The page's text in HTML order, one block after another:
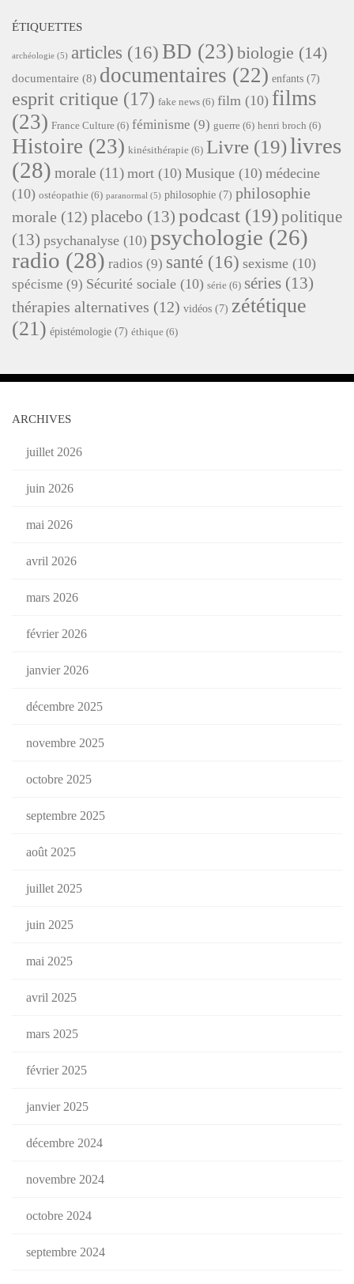
ÉTIQUETTES
archéologie (5) articles (16) BD (23) biologie (14)
documentaire (8) documentaires (22) enfants (7)
esprit critique (17) fake news (6) film (10) films
(23) France Culture (6) féminisme (9) guerre (6) henri broch (6)
Histoire (23) kinésithérapie (6) Livre (19)livres
(28) morale (11) mort (10) Musique (10) médecine
(10) ostéopathie (6) paranormal (5) philosophie (7) philosophie
morale (12) placebo (13) podcast (19)politique
(13) psychanalyse (10) psychologie (26)
radio (28) radios (9) santé (16) sexisme (10)
spécisme (9) Sécurité sociale (10) série (6) séries (13)
thérapies alternatives (12) vidéos (7) zététique
(21) épistémologie (7) éthique (6)
ARCHIVES
juillet 2026
juin 2026
mai 2026
avril 2026
mars 2026
février 2026
janvier 2026
décembre 2025
novembre 2025
octobre 2025
septembre 2025
août 2025
juillet 2025
juin 2025
mai 2025
avril 2025
mars 2025
février 2025
janvier 2025
décembre 2024
novembre 2024
octobre 2024
septembre 2024